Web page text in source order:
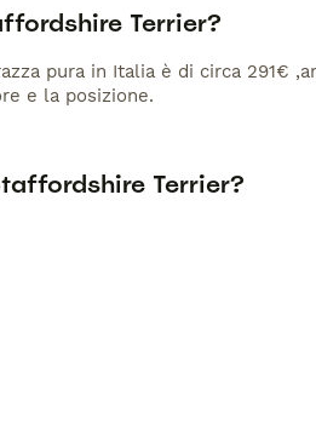
Terrier?
pura in Italia è di circa 291€
e la posizione.
Terrier?